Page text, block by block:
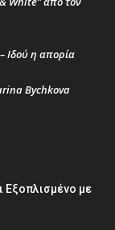
Ιδού η απορία
Bychkova
Εξοπλισμένο με